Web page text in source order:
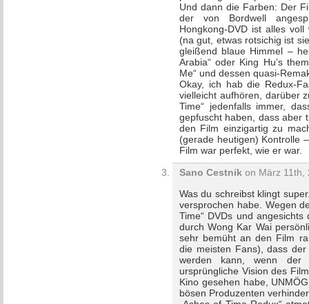
Und dann die Farben: Der
der von Bordwell
Hongkong-DVD ist alles
(na gut, etwas rotsichig ist
gleißend blaue Himmel –
Arabia“ oder King Hu’s
Me“ und dessen quasi-
Okay, ich hab die Redux-
vielleicht aufhören, darüber
Time“ jedenfalls immer,
gepfuscht haben, dass aber
den Film einzigartig zu
(gerade heutigen) Kontrolle
Film war perfekt, wie er war.
Sano Cestnik on März 11th,
Was du schreibst klingt
versprochen habe. Wegen
Time“ DVDs und
durch Wong Kar Wai
sehr bemüht an den Film
die meisten Fans), dass
werden kann, wenn der
ursprüngliche Vision des
Kino gesehen habe,
bösen Produzenten